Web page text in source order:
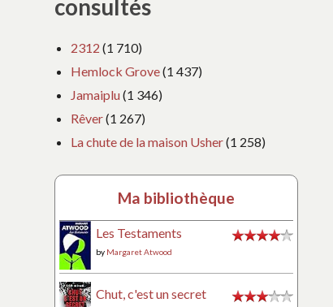
consultés
2312 (1 710)
Hemlock Grove(1 437)
Jamaiplu(1 346)
Rêver(1 267)
La chute de la maison Usher(1 258)
Ma bibliothèque
Les Testaments
by Margaret Atwood
Chut, c'est un secret